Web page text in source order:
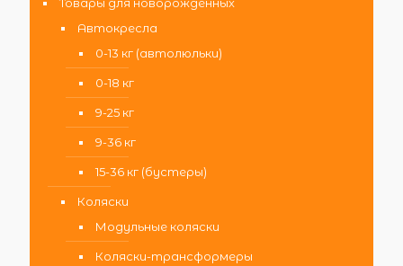
Автокресла
0-13 кг (автолюльки)
0-18 кг
9-25 кг
9-36 кг
15-36 кг (бустеры)
Коляски
Модульные коляски
Коляски-трансформеры